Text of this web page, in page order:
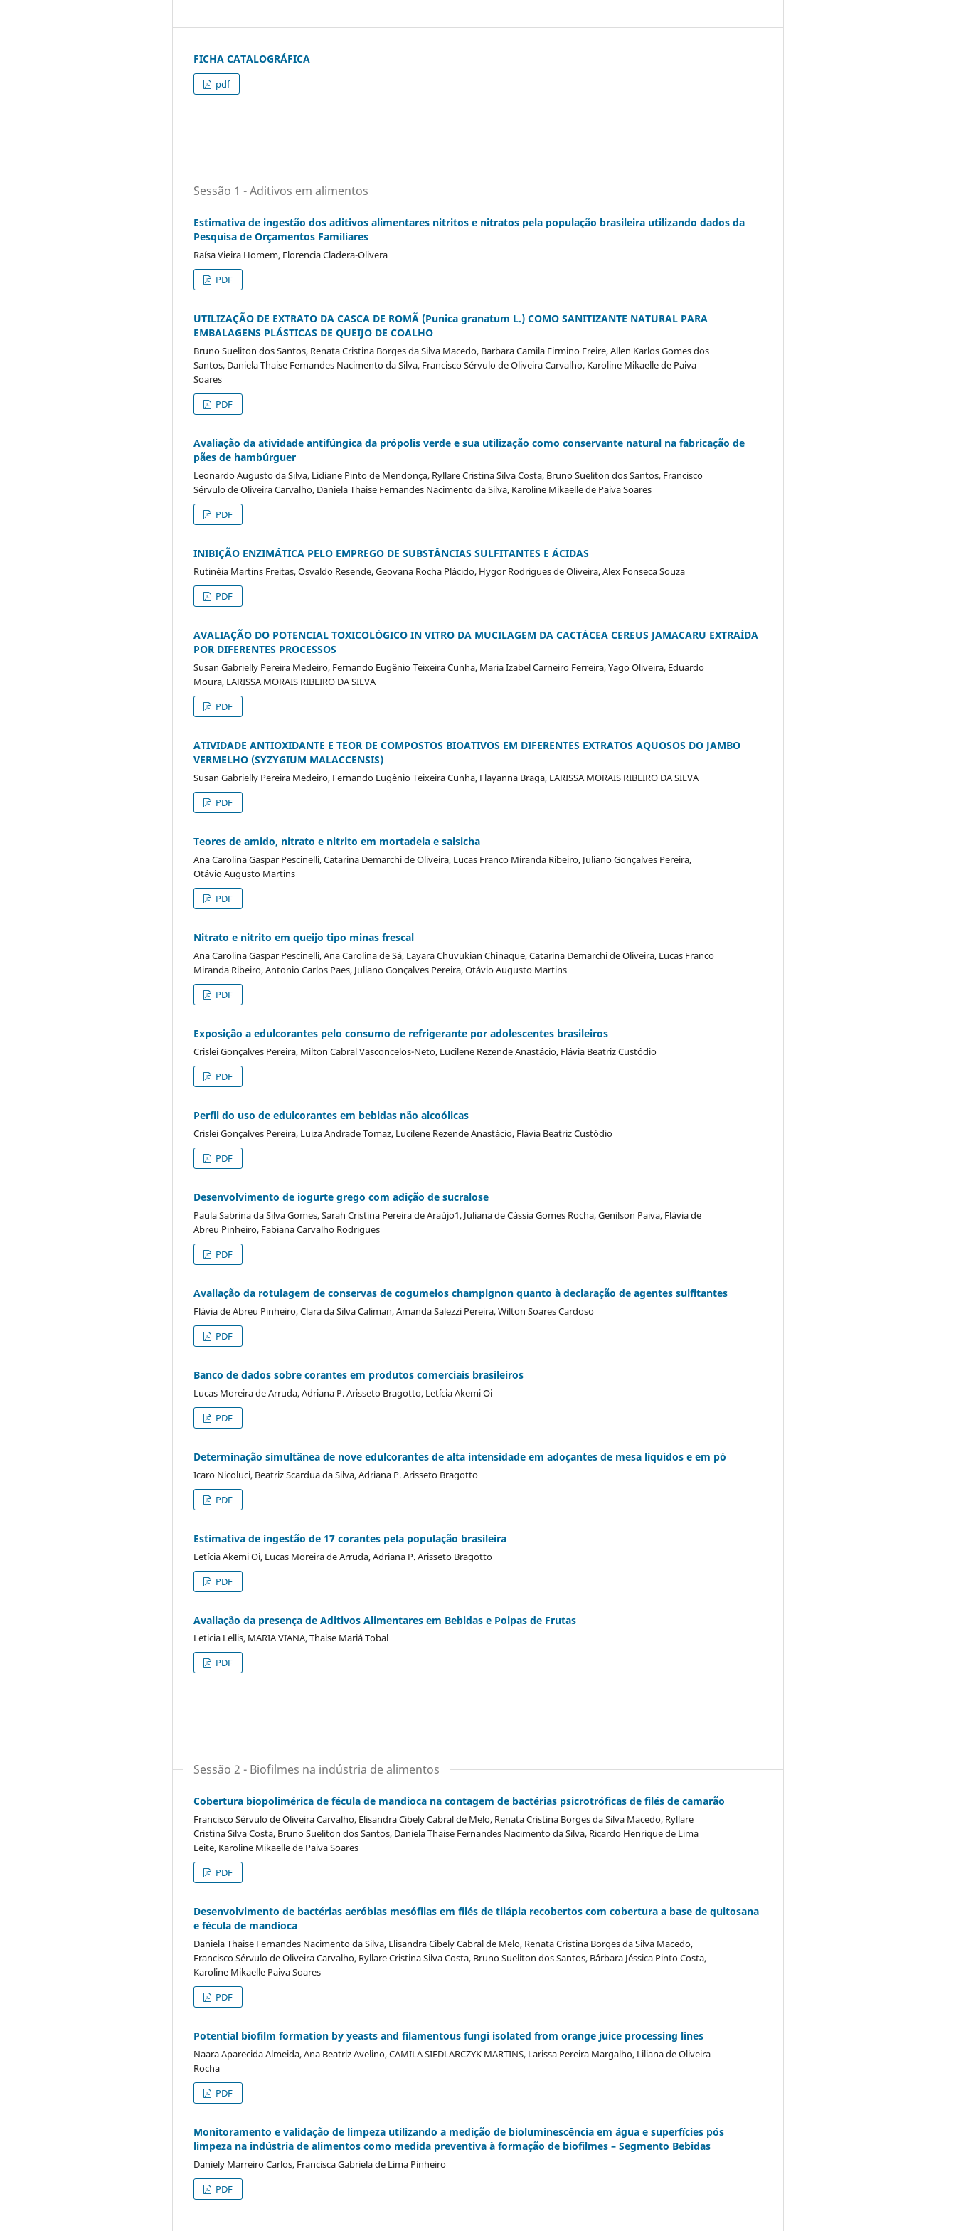
FICHA CATALOGRÁFICA
pdf
Sessão 1 - Aditivos em alimentos
Estimativa de ingestão dos aditivos alimentares nitritos e nitratos pela população brasileira utilizando dados da
Pesquisa de Orçamentos Familiares
Raísa Vieira Homem, Florencia Cladera-Olivera
PDF
UTILIZAÇÃO DE EXTRATO DA CASCA DE ROMÃ (Punica granatum L.) COMO SANITIZANTE NATURAL PARA
EMBALAGENS PLÁSTICAS DE QUEIJO DE COALHO
Bruno Sueliton dos Santos, Renata Cristina Borges da Silva Macedo, Barbara Camila Firmino Freire, Allen Karlos Gomes dos
Santos, Daniela Thaise Fernandes Nacimento da Silva, Francisco Sérvulo de Oliveira Carvalho, Karoline Mikaelle de Paiva
Soares
PDF
Avaliação da atividade antifúngica da própolis verde e sua utilização como conservante natural na fabricação de
pães de hambúrguer
Leonardo Augusto da Silva, Lidiane Pinto de Mendonça, Ryllare Cristina Silva Costa, Bruno Sueliton dos Santos, Francisco
Sérvulo de Oliveira Carvalho, Daniela Thaise Fernandes Nacimento da Silva, Karoline Mikaelle de Paiva Soares
PDF
INIBIÇÃO ENZIMÁTICA PELO EMPREGO DE SUBSTÂNCIAS SULFITANTES E ÁCIDAS
Rutinéia Martins Freitas, Osvaldo Resende, Geovana Rocha Plácido, Hygor Rodrigues de Oliveira, Alex Fonseca Souza
PDF
AVALIAÇÃO DO POTENCIAL TOXICOLÓGICO IN VITRO DA MUCILAGEM DA CACTÁCEA CEREUS JAMACARU EXTRAÍDA
POR DIFERENTES PROCESSOS
Susan Gabrielly Pereira Medeiro, Fernando Eugênio Teixeira Cunha, Maria Izabel Carneiro Ferreira, Yago Oliveira, Eduardo
Moura, LARISSA MORAIS RIBEIRO DA SILVA
PDF
ATIVIDADE ANTIOXIDANTE E TEOR DE COMPOSTOS BIOATIVOS EM DIFERENTES EXTRATOS AQUOSOS DO JAMBO
VERMELHO (SYZYGIUM MALACCENSIS)
Susan Gabrielly Pereira Medeiro, Fernando Eugênio Teixeira Cunha, Flayanna Braga, LARISSA MORAIS RIBEIRO DA SILVA
PDF
Teores de amido, nitrato e nitrito em mortadela e salsicha
Ana Carolina Gaspar Pescinelli, Catarina Demarchi de Oliveira, Lucas Franco Miranda Ribeiro, Juliano Gonçalves Pereira,
Otávio Augusto Martins
PDF
Nitrato e nitrito em queijo tipo minas frescal
Ana Carolina Gaspar Pescinelli, Ana Carolina de Sá, Layara Chuvukian Chinaque, Catarina Demarchi de Oliveira, Lucas Franco
Miranda Ribeiro, Antonio Carlos Paes, Juliano Gonçalves Pereira, Otávio Augusto Martins
PDF
Exposição a edulcorantes pelo consumo de refrigerante por adolescentes brasileiros
Crislei Gonçalves Pereira, Milton Cabral Vasconcelos-Neto, Lucilene Rezende Anastácio, Flávia Beatriz Custódio
PDF
Perfil do uso de edulcorantes em bebidas não alcoólicas
Crislei Gonçalves Pereira, Luiza Andrade Tomaz, Lucilene Rezende Anastácio, Flávia Beatriz Custódio
PDF
Desenvolvimento de iogurte grego com adição de sucralose
Paula Sabrina da Silva Gomes, Sarah Cristina Pereira de Araújo1, Juliana de Cássia Gomes Rocha, Genilson Paiva, Flávia de
Abreu Pinheiro, Fabiana Carvalho Rodrigues
PDF
Avaliação da rotulagem de conservas de cogumelos champignon quanto à declaração de agentes sulfitantes
Flávia de Abreu Pinheiro, Clara da Silva Caliman, Amanda Salezzi Pereira, Wilton Soares Cardoso
PDF
Banco de dados sobre corantes em produtos comerciais brasileiros
Lucas Moreira de Arruda, Adriana P. Arisseto Bragotto, Letícia Akemi Oi
PDF
Determinação simultânea de nove edulcorantes de alta intensidade em adoçantes de mesa líquidos e em pó
Icaro Nicoluci, Beatriz Scardua da Silva, Adriana P. Arisseto Bragotto
PDF
Estimativa de ingestão de 17 corantes pela população brasileira
Letícia Akemi Oi, Lucas Moreira de Arruda, Adriana P. Arisseto Bragotto
PDF
Avaliação da presença de Aditivos Alimentares em Bebidas e Polpas de Frutas
Leticia Lellis, MARIA VIANA, Thaise Mariá Tobal
PDF
Sessão 2 - Biofilmes na indústria de alimentos
Cobertura biopolimérica de fécula de mandioca na contagem de bactérias psicrotróficas de filés de camarão
Francisco Sérvulo de Oliveira Carvalho, Elisandra Cibely Cabral de Melo, Renata Cristina Borges da Silva Macedo, Ryllare
Cristina Silva Costa, Bruno Sueliton dos Santos, Daniela Thaise Fernandes Nacimento da Silva, Ricardo Henrique de Lima
Leite, Karoline Mikaelle de Paiva Soares
PDF
Desenvolvimento de bactérias aeróbias mesófilas em filés de tilápia recobertos com cobertura a base de quitosana
e fécula de mandioca
Daniela Thaise Fernandes Nacimento da Silva, Elisandra Cibely Cabral de Melo, Renata Cristina Borges da Silva Macedo,
Francisco Sérvulo de Oliveira Carvalho, Ryllare Cristina Silva Costa, Bruno Sueliton dos Santos, Bárbara Jéssica Pinto Costa,
Karoline Mikaelle Paiva Soares
PDF
Potential biofilm formation by yeasts and filamentous fungi isolated from orange juice processing lines
Naara Aparecida Almeida, Ana Beatriz Avelino, CAMILA SIEDLARCZYK MARTINS, Larissa Pereira Margalho, Liliana de Oliveira
Rocha
PDF
Monitoramento e validação de limpeza utilizando a medição de bioluminescência em água e superfícies pós
limpeza na indústria de alimentos como medida preventiva à formação de biofilmes – Segmento Bebidas
Daniely Marreiro Carlos, Francisca Gabriela de Lima Pinheiro
PDF